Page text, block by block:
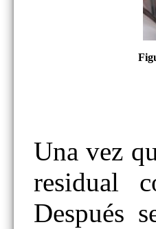
Una vez
residual
Después